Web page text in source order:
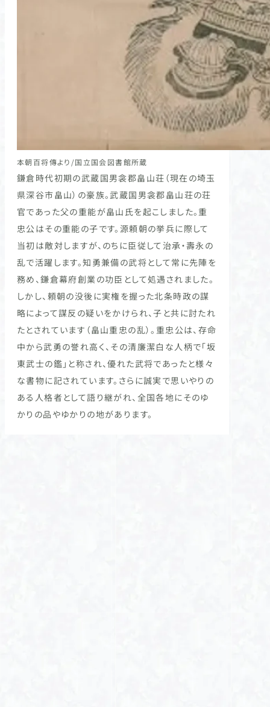
本朝百将傳より/国立国会図書館所蔵
鎌倉時代初期の武蔵国男衾郡畠山荘（現在の埼玉
県深谷市畠山）の豪族。武蔵国男衾郡畠山荘の荘
官であった父の重能が畠山氏を起こしました。重
忠公はその重能の子です。源頼朝の挙兵に際して
当初は敵対しますが、のちに臣従して治承・壽永の
乱で活躍します。知勇兼備の武将として常に先陣を
務め、鎌倉幕府創業の功臣として処遇されました。
しかし、頼朝の没後に実権を握った北条時政の謀
略によって謀反の疑いをかけられ、子と共に討たれ
たとされています（畠山重忠の乱）。重忠公は、存命
中から武勇の誉れ高く、その清廉潔白な人柄で「坂
東武士の鑑」と称され、優れた武将であったと様々
な書物に記されています。さらに誠実で思いやりの
ある人格者として語り継がれ、全国各地にそのゆ
かりの品やゆかりの地があります。